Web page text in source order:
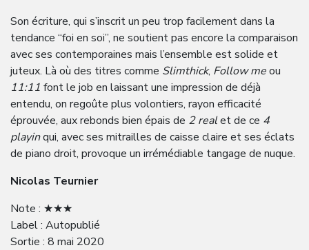
Son écriture, qui s’inscrit un peu trop facilement dans la
tendance “foi en soi”, ne soutient pas encore la comparaison
avec ses contemporaines mais l’ensemble est solide et
juteux. Là où des titres comme Slimthick, Follow meou
11:11 font le job en laissant une impression de déjà
entendu, on regoûte plus volontiers, rayon efficacité
éprouvée, aux rebonds bien épais de 2 realet de ce 4
playinqui, avec ses mitrailles de caisse claire et ses éclats
de piano droit, provoque un irrémédiable tangage de nuque.
Nicolas Teurnier
Note : ★★★
Label : Autopublié
Sortie : 8 mai 2020